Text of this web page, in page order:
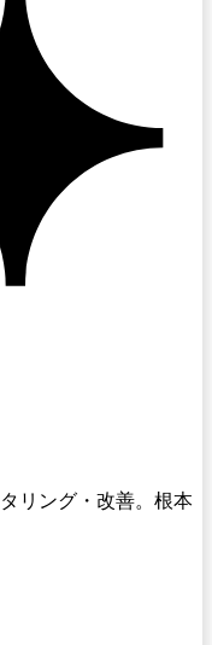
リング・改善。根本